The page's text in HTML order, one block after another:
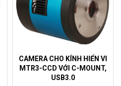
CAMERA CHO KÍNH HIỂN VI
MTR3-CCD VỚI C-MOUNT,
USB3.0